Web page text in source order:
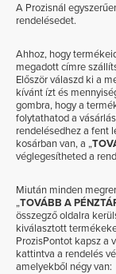
A Prozisnál
rendelésedet.
Ahhoz, hogy
megadott címre
Először válaszd ki a
kívánt ízt és
gombra, hogy a
folytathatod a
rendelésedhez a fent
kosárban van, a „
véglegesítheted a
Miután minden
„TOVÁBB A
összegző oldalra
kiválasztott
ProzisPontot kapsz a
kattintva a rendelés
amelyekből négy van: